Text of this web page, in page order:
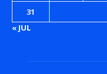
31
« JUL